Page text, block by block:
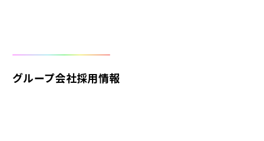
グループ会社採用情報